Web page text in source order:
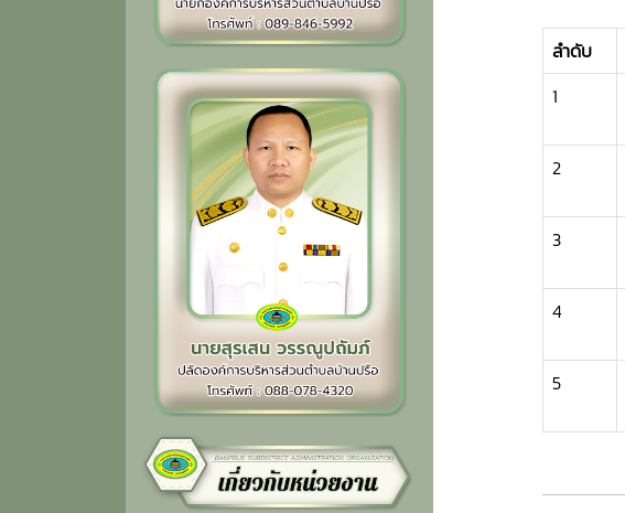
ลำดับ
1
2
3
4
5